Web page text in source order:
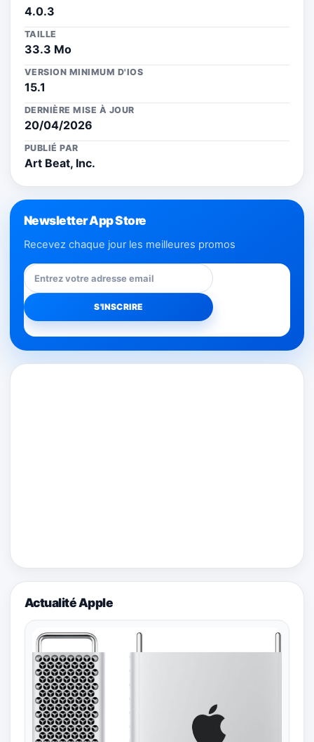
4.0.3
TAILLE
33.3 Mo
VERSION MINIMUM D'IOS
15.1
DERNIÈRE MISE À JOUR
20/04/2026
PUBLIÉ PAR
Art Beat, Inc.
Newsletter App Store
Recevez chaque jour les meilleures promos
Actualité Apple